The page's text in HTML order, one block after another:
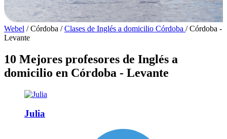
Webel / Córdoba / Clases de Inglés a domicilio Córdoba / Córdoba -
Levante
10 Mejores profesores de Inglés a
domicilio en Córdoba - Levante
Julia